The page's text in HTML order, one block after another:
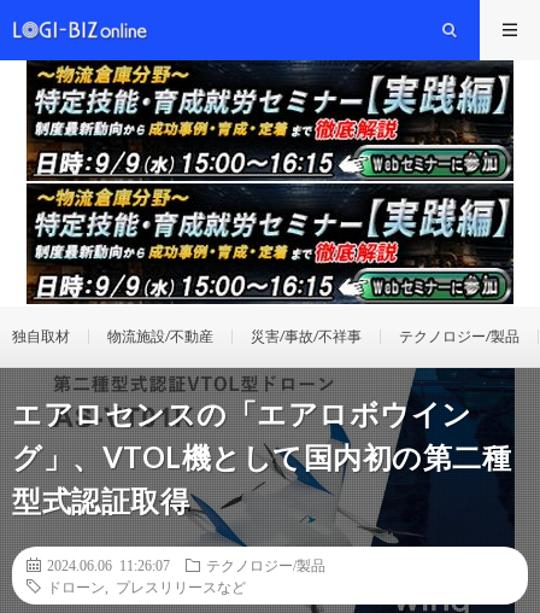
独自取材 物流施設/不動産 災害/事故/不祥事 テクノロジー/製品
エアロセンスの「エアロボウイン
グ」、VTOL機として国内初の第二種
型式認証取得
2024.06.06 11:26:07
テクノロジー/製品
ドローン
プレスリリースなど